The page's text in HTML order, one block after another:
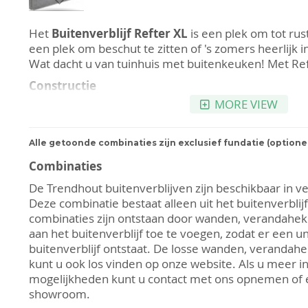
naar
het
begin
van
de
Het Buitenverblijf Refter XL is een plek om tot
een plek om beschut te zitten of 's zomers heerlijk
Wat dacht u van tuinhuis met buitenkeuken! Met
Constructie
Het buitenverblijf is gemaakt van onbehandeld en
soorten van Europa. Het hout dat gebruikt wordt
structuur die het buitenverblijf direct een warme
valt in duurzaamheidsklasse III en heeft
circa 10 tot 15 jaar. Met het uitdrogen wordt het
onbehandeld zal het hout uiteindelijk een mooie,
krijgen. Natuurlijk is het mogelijk om het
Neem hiervoor contact op met een van onze
mogelijkheden.
Specificaties Refter XL 12000:
Eersteklas kwaliteit:
MORE VIEW
Alle getoonde combinaties zijn exclusief fundatie
Combinaties
De Trendhout buitenverblijven zijn beschikbaar in
Deze combinatie bestaat alleen uit het
combinaties zijn ontstaan door wanden,
aan het buitenverblijf toe te voegen, zodat er een
buitenverblijf ontstaat. De losse wanden,
kunt u ook los vinden op onze website. Als u meer
mogelijkheden kunt u contact met ons opnemen of
showroom.